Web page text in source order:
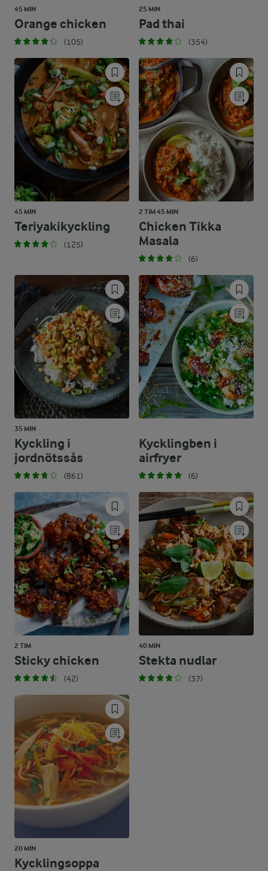
45 MIN
Orange chicken
(105)
25 MIN
Pad thai
(354)
45 MIN
Teriyakikyckling
(125)
2 TIM 45 MIN
Chicken Tikka
Masala
(6)
35 MIN
Kyckling i
jordnötssås
(861)
Kycklingben i
airfryer
(6)
2 TIM
Sticky chicken
(42)
40 MIN
Stekta nudlar
(37)
20 MIN
Kycklingsoppa